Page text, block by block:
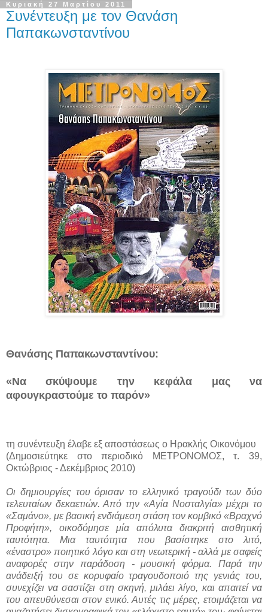
Κυριακή 27 Μαρτίου 2011
Συνέντευξη με τον Θανάση
Παπακωνσταντίνου
Θανάσης Παπακωνσταντίνου:
«Να σκύψουμε την κεφάλα μας να
αφουγκραστούμε το παρόν»
τη συνέντευξη έλαβε εξ αποστάσεως ο Ηρακλής Οικονόμου
(Δημοσιεύτηκε στο περιοδικό
ΜΕΤΡΟΝΟΜΟΣ, τ. 39,
Οκτώβριος - Δεκέμβριος 2010)
Οι δημιουργίες του όρισαν το ελληνικό τραγούδι των δύο
τελευταίων δεκαετιών. Από την «Αγία Νοσταλγία» μέχρι το
«Σαμάνο», με βασική ενδιάμεση στάση τον κομβικό «Βραχνό
Προφήτη», οικοδόμησε μία απόλυτα διακριτή αισθητική
ταυτότητα. Μια ταυτότητα που βασίστηκε στο λιτό,
«έναστρο» ποιητικό λόγο και στη νεωτερική - αλλά με σαφείς
αναφορές στην παράδοση - μουσική φόρμα. Παρά την
ανάδειξή του σε κορυφαίο τραγουδοποιό της γενιάς του,
συνεχίζει να σαστίζει στη σκηνή, μιλάει λίγο, και απαιτεί να
του απευθύνεσαι στον ενικό. Αυτές τις μέρες, ετοιμάζεται να